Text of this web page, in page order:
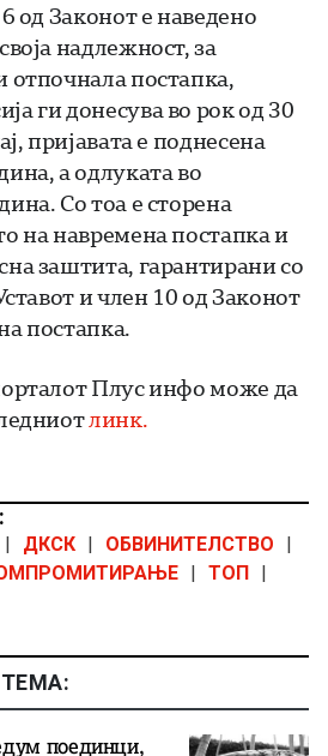
од Законот е наведено
надлежност, за
отпочнала постапка,
ги донесува во рок од 30
пријавата е поднесена
а одлуката во
Со тоа е сторена
на навремена постапка и
заштита, гарантирани со
и член 10 од Законот
постапка.
Плус инфо може да
линк.
ДКСК ОБВИНИТЕЛСТВО
ТОП
поединци,